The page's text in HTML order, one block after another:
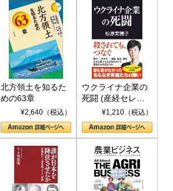
北方領土を知るた
めの63章
¥2,640（税込）
ウクライナ企業の
死闘 (産経セレク
ト S 039)¥1,210（税込）